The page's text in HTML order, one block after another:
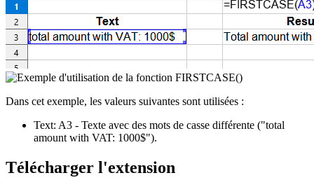
Dans cet exemple, les valeurs suivantes sont utilisées :
Text: A3 - Texte avec des mots de casse différente ("total
amount with VAT: 1000$").
Télécharger l'extension